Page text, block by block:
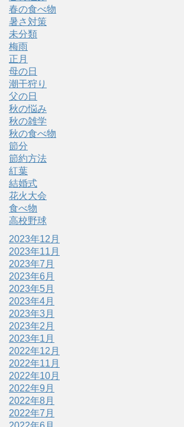
春の食べ物
暑さ対策
未分類
梅雨
正月
母の日
潮干狩り
父の日
秋の悩み
秋の雑学
秋の食べ物
節分
節約方法
紅葉
結婚式
花火大会
食べ物
高校野球
2023年12月
2023年11月
2023年7月
2023年6月
2023年5月
2023年4月
2023年3月
2023年2月
2023年1月
2022年12月
2022年11月
2022年10月
2022年9月
2022年8月
2022年7月